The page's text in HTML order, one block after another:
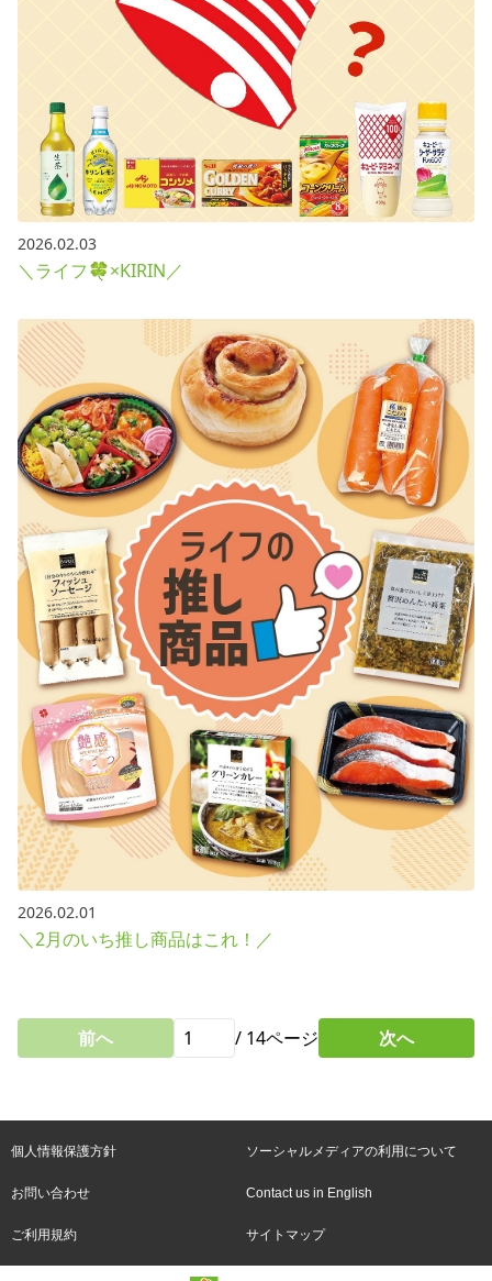
2026.02.03
＼ライフ🍀×KIRIN／
2026.02.01
＼2月のいち推し商品はこれ！／
前へ / 14ページ 次へ
個人情報保護方針 ソーシャルメディアの利用について
お問い合わせ Contact us in English
ご利用規約 サイトマップ